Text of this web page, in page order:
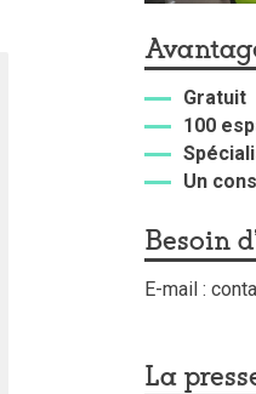
Gratuit
100
Un
Besoin
E-mail :
La